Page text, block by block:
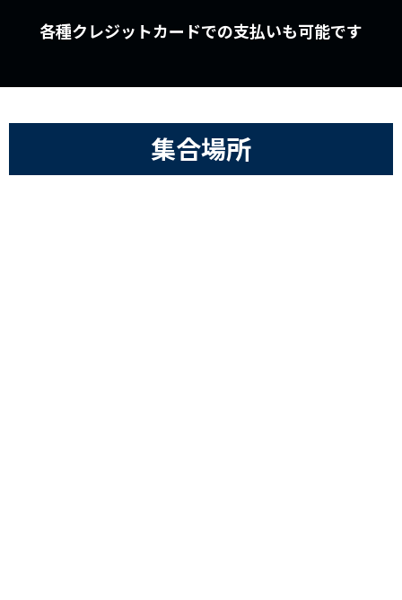
各種クレジットカードでの支払いも可能です
集合場所